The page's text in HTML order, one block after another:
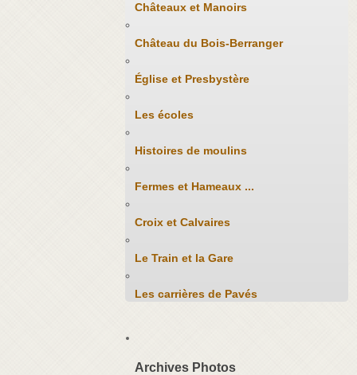
Châteaux et Manoirs
Château du Bois-Berranger
Église et Presbystère
Les écoles
Histoires de moulins
Fermes et Hameaux ...
Croix et Calvaires
Le Train et la Gare
Les carrières de Pavés
Archives Photos